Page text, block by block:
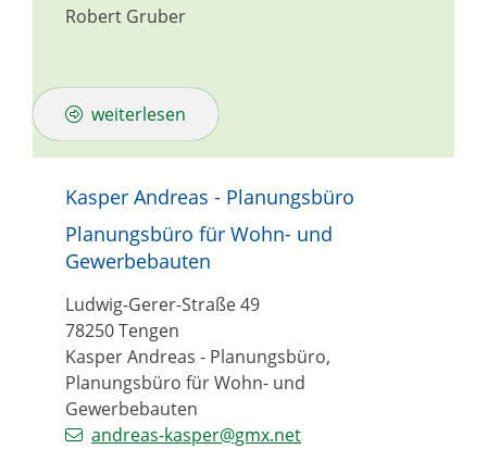
Robert Gruber
weiterlesen
Kasper Andreas - Planungsbüro
Planungsbüro für Wohn- und
Gewerbebauten
Kasper Andreas - Planungsbüro,
Planungsbüro für Wohn- und
Gewerbebauten
Ludwig-Gerer-Straße 49
78250Tengen
andreas-kasper@gmx.net